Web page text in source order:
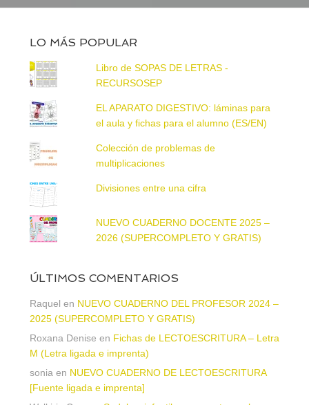
LO MÁS POPULAR
Libro de SOPAS DE LETRAS -
RECURSOSEP
EL APARATO DIGESTIVO: láminas para
el aula y fichas para el alumno (ES/EN)
Colección de problemas de
multiplicaciones
Divisiones entre una cifra
NUEVO CUADERNO DOCENTE 2025 –
2026 (SUPERCOMPLETO Y GRATIS)
ÚLTIMOS COMENTARIOS
Raquel en NUEVO CUADERNO DEL PROFESOR 2024 –
2025 (SUPERCOMPLETO Y GRATIS)
Roxana Denise en Fichas de LECTOESCRITURA – Letra
M (Letra ligada e imprenta)
sonia en NUEVO CUADERNO DE LECTOESCRITURA
[Fuente ligada e imprenta]